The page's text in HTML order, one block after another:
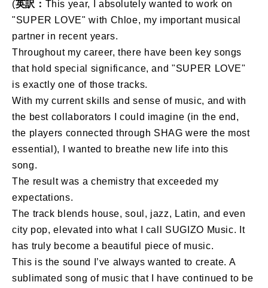
(英訳： This year, I absolutely wanted to work on
"SUPER LOVE" with Chloe, my important musical
partner in recent years.
Throughout my career, there have been key songs
that hold special significance, and "SUPER LOVE"
is exactly one of those tracks.
With my current skills and sense of music, and with
the best collaborators I could imagine (in the end,
the players connected through SHAG were the most
essential), I wanted to breathe new life into this
song.
The result was a chemistry that exceeded my
expectations.
The track blends house, soul, jazz, Latin, and even
city pop, elevated into what I call SUGIZO Music. It
has truly become a beautiful piece of music.
This is the sound I’ve always wanted to create. A
sublimated song of music that I have continued to be